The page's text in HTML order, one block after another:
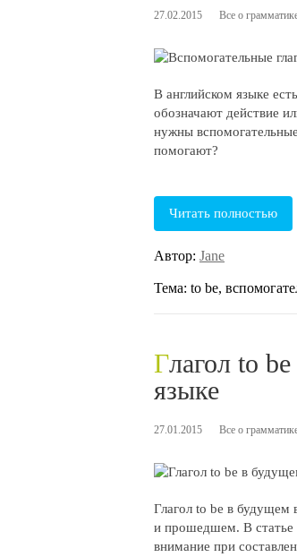
27.02.2015 Все о
В английском языке
обозначают действие
нужны
помогают?
Читать полностью
Автор: Jane
Тема: to be,
Глагол to be в будущем времени в английском
языке
27.01.2015 Все о
Глагол to be в будущем
и прошедшем. В статье
внимание при